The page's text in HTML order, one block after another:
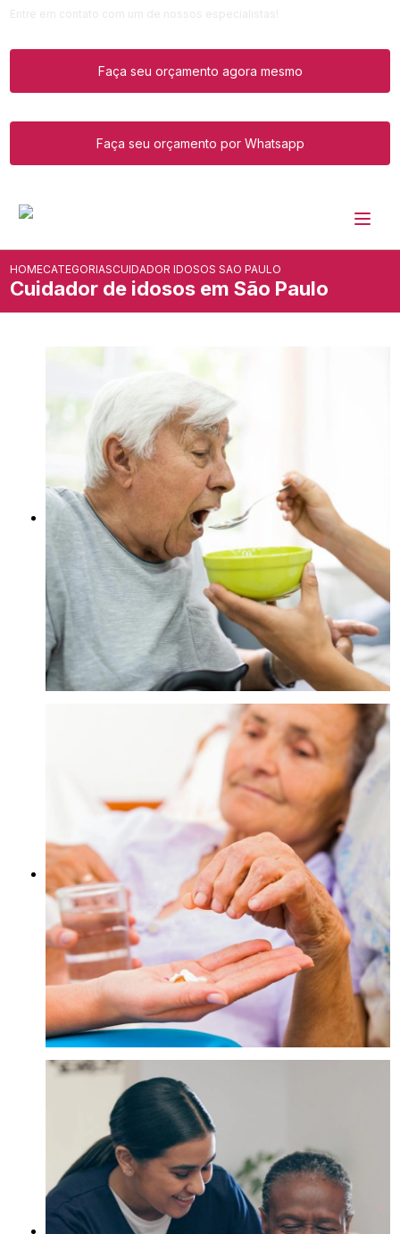
Faça seu orçamento agora mesmo
Faça seu orçamento por Whatsapp
HOMECATEGORIASCUIDADOR IDOSOS SAO PAULO
Cuidador de idosos em São Paulo